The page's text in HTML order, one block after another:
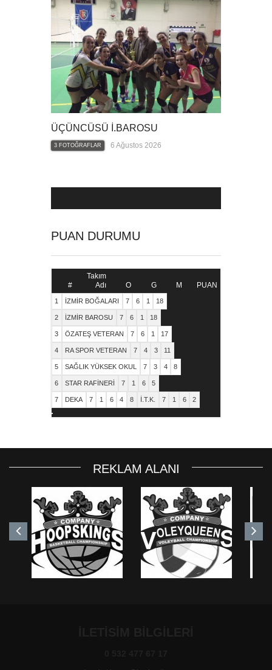
ÜÇÜNCÜSÜ İ.BAROSU
3 FOTOĞRAFLAR 6 Ağustos 2026
PUAN DURUMU
#
Takım
Adı
O G M PUAN
1 İZMİR BOĞALARI 7 6 1 18
2 İZMİR BAROSU 7 6 1 18
3 ÖZATEŞ VETERAN 7 6 1 17
4 RA SPOR VETERAN 7 4 3 11
5 SAĞLIK YÜKSEK OKUL 7 3 4 8
6 STAR RAFİNERİ 7 1 6 5
7 DEKA 7 1 6 4 8 İ.T.K. 7 1 6 2
REKLAM ALANI